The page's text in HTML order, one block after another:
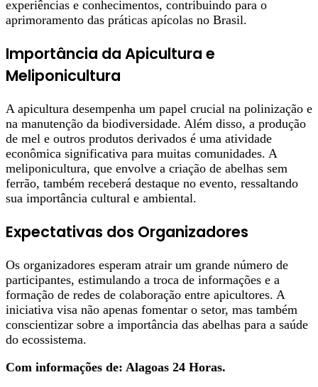
experiências e conhecimentos, contribuindo para o
aprimoramento das práticas apícolas no Brasil.
Importância da Apicultura e
Meliponicultura
A apicultura desempenha um papel crucial na polinização e
na manutenção da biodiversidade. Além disso, a produção
de mel e outros produtos derivados é uma atividade
econômica significativa para muitas comunidades. A
meliponicultura, que envolve a criação de abelhas sem
ferrão, também receberá destaque no evento, ressaltando
sua importância cultural e ambiental.
Expectativas dos Organizadores
Os organizadores esperam atrair um grande número de
participantes, estimulando a troca de informações e a
formação de redes de colaboração entre apicultores. A
iniciativa visa não apenas fomentar o setor, mas também
conscientizar sobre a importância das abelhas para a saúde
do ecossistema.
Com informações de: Alagoas 24 Horas.